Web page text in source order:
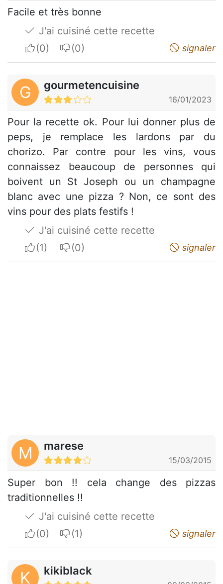
Facile et très bonne
J'ai cuisiné cette recette
I apreciateI do not appreciate signaler
G gourmetencuisine
16/01/2023
Pour la recette ok. Pour lui donner plus de
peps, je remplace les lardons par du
chorizo. Par contre pour les vins, vous
connaissez beaucoup de personnes qui
boivent un St Joseph ou un champagne
blanc avec une pizza ? Non, ce sont des
vins pour des plats festifs !
J'ai cuisiné cette recette
I apreciateI do not appreciate signaler
M marese
15/03/2015
Super bon !! cela change des pizzas
traditionnelles !!
J'ai cuisiné cette recette
I apreciateI do not appreciate signaler
K kikiblack